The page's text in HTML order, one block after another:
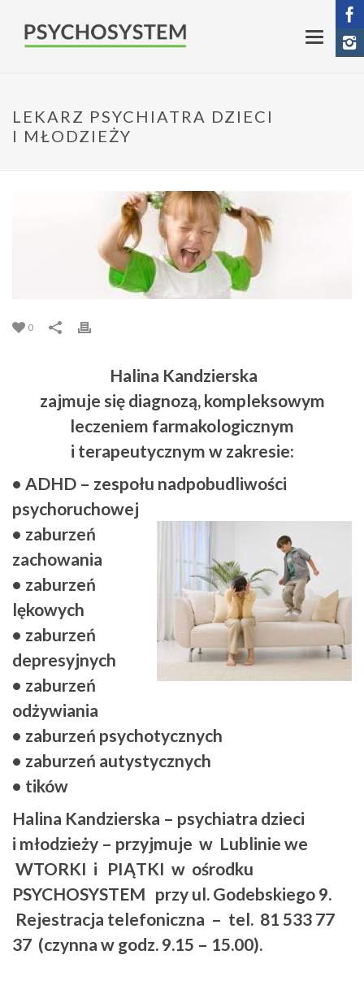
LEKARZ PSYCHIATRA DZIECI
I MŁODZIEŻY
0
Halina Kandzierska
zajmuje się diagnozą, kompleksowym
leczeniem farmakologicznym
i terapeutycznym w zakresie:
• ADHD – zespołu nadpobudliwości
psychoruchowej
• zaburzeń
zachowania
• zaburzeń
lękowych
• zaburzeń
depresyjnych
• zaburzeń
odżywiania
• zaburzeń psychotycznych
• zaburzeń autystycznych
• tików
Halina Kandzierska – psychiatra dzieci
i młodzieży – przyjmuje w Lublinie we
WTORKI i PIĄTKI w ośrodku
PSYCHOSYSTEM przy ul. Godebskiego 9.
Rejestracja telefoniczna – tel. 81 533 77
37 (czynna w godz. 9.15 – 15.00).